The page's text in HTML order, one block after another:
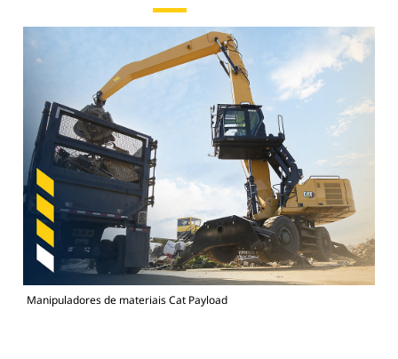
Manipuladores de materiais Cat Payload